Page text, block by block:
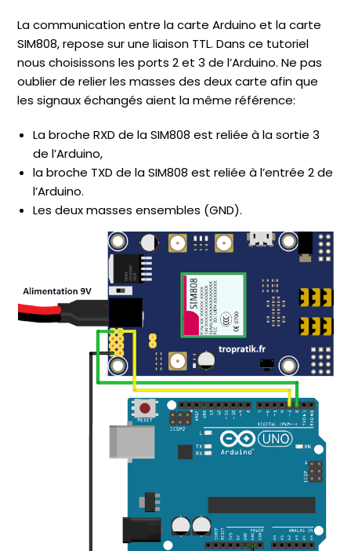
La communication entre la carte Arduino et la carte
SIM808, repose sur une liaison TTL. Dans ce tutoriel
nous choisissons les ports 2 et 3 de l’Arduino. Ne pas
oublier de relier les masses des deux carte afin que
les signaux échangés aient la même référence:
La broche RXD de la SIM808 est reliée à la sortie 3
de l’Arduino,
la broche TXD de la SIM808 est reliée à l’entrée 2 de
l’Arduino.
Les deux masses ensembles (GND).